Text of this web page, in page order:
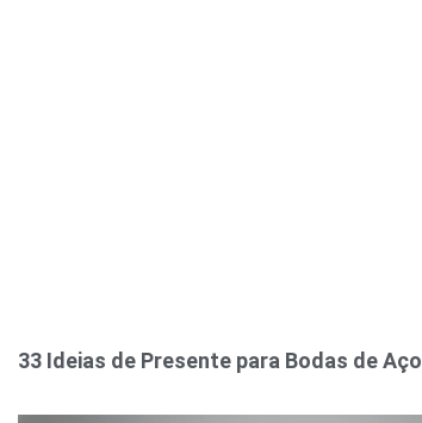
33 Ideias de Presente para Bodas de Aço